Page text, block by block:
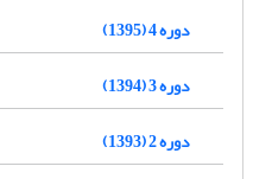
دوره 4 (1395)
دوره 3 (1394)
دوره 2 (1393)